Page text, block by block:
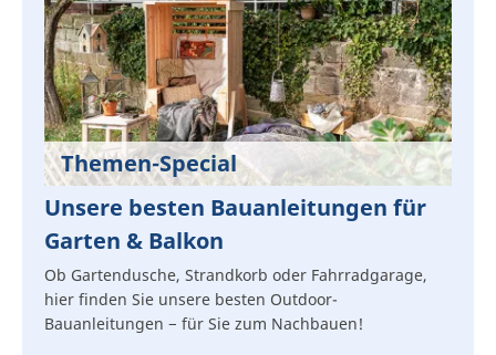
Themen-Special
Unsere besten Bauanleitungen für
Garten & Balkon
Ob Gartendusche, Strandkorb oder Fahrradgarage,
hier finden Sie unsere besten Outdoor-
Bauanleitungen − für Sie zum Nachbauen!